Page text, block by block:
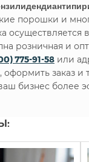
порошки и
осуществляется
розничная и
775-91-58 или
оформить заказ
бизнес более